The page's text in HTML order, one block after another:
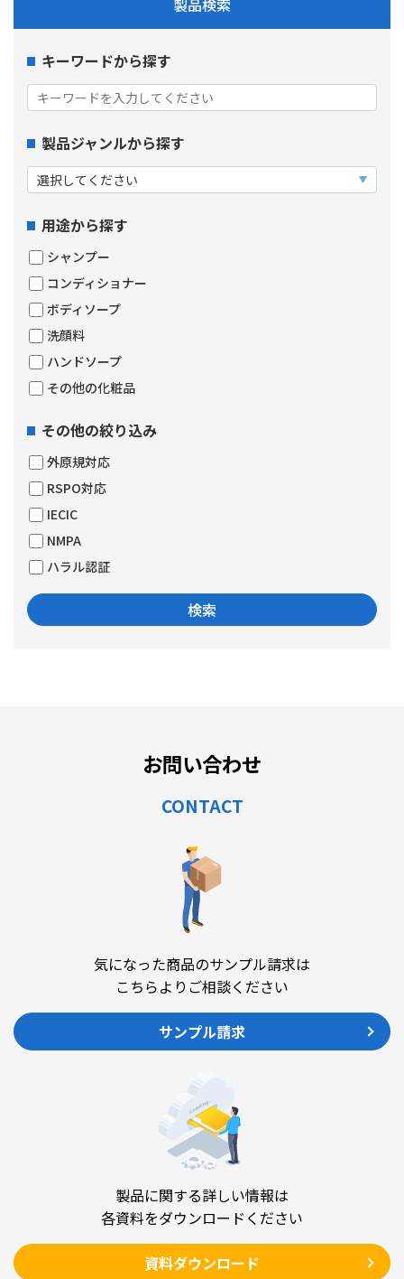
製品検索
キーワードから探す
製品ジャンルから探す
用途から探す
シャンプー
コンディショナー
ボディソープ
洗顔料
ハンドソープ
その他の化粧品
その他の絞り込み
外原規対応
RSPO対応
IECIC
NMPA
ハラル認証
お問い合わせ
CONTACT
気になった商品のサンプル請求は
こちらよりご相談ください
サンプル請求
製品に関する詳しい情報は
各資料をダウンロードください
資料ダウンロード